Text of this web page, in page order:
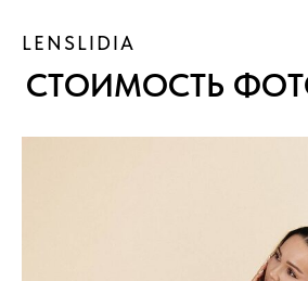
LENSLIDIA
СТОИМОСТЬ